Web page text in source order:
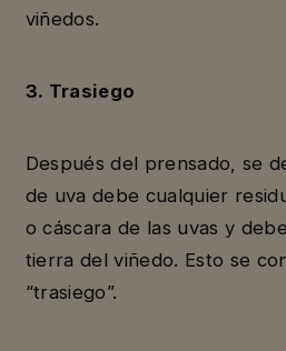
viñedos.
3. Trasiego
Después del prensado, se
de uva debe cualquier
o cáscara de las uvas y
tierra del viñedo. Esto se
“trasiego”.